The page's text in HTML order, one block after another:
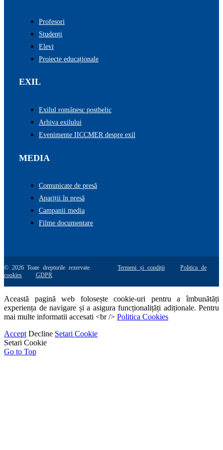
Profesori
Studenți
Elevi
Proiecte educaționale
EXIL
Exilul românesc postbelic
Arhiva exilului
Evenimente IICCMER despre exil
MEDIA
Comunicate de presă
Apariții în presă
Campanii media
Filme documentare
© 2026 Toate drepturile rezervate.Termeni și condiții
Politica de
cookies
GDPR
Această pagină web folosește cookie-uri pentru a îmbunătăți
experiența de navigare și a asigura funcționalițăți adiționale. Pentru
mai multe informatii accesati <br /> Politica Cookies
Accept Decline Setari Cookie
Setari Cookie
Go to Top